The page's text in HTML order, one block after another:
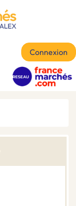
Connexion